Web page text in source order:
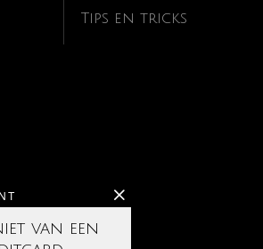
van een
Tips en tricks